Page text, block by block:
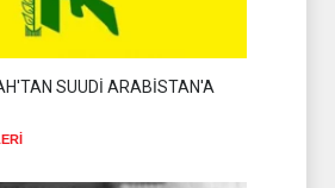
HİZBULLAH 02 Ağustos 2026
DR BİLAL LAKKİS:
LÜBNAN'IN BAĞIMSIZ
SUUDİ ARABİSTAN'A